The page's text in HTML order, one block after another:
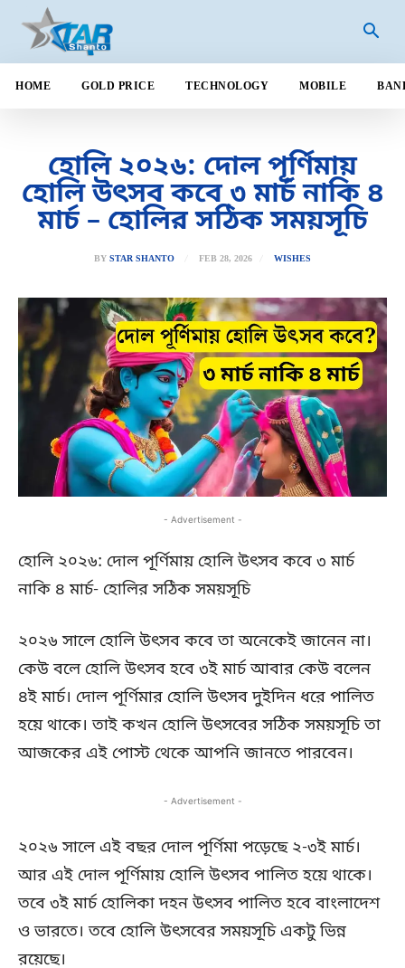
HOME GOLD PRICE TECHNOLOGY MOBILE
হোলি ২০২৬: দোল পূর্ণিমায়
হোলি উৎসব কবে ৩ মার্চ নাকি ৪
মার্চ – হোলির সঠিক সময়সূচি
BY STAR SHANTO FEB 28, 2026 WISHES
- Advertisement -
হোলি ২০২৬: দোল পূর্ণিমায় হোলি উৎসব কবে ৩ মার্চ
নাকি ৪ মার্চ- হোলির সঠিক সময়সূচি
২০২৬ সালে হোলি উৎসব কবে তা অনেকেই জানেন না।
কেউ বলে হোলি উৎসব হবে ৩ই মার্চ আবার কেউ বলেন
৪ই মার্চ। দোল পূর্ণিমার হোলি উৎসব দুইদিন ধরে পালিত
হয়ে থাকে। তাই কখন হোলি উৎসবের সঠিক সময়সূচি তা
আজকের এই পোস্ট থেকে আপনি জানতে পারবেন।
- Advertisement -
২০২৬ সালে এই বছর দোল পূর্ণিমা পড়েছে ২-৩ই মার্চ।
আর এই দোল পূর্ণিমায় হোলি উৎসব পালিত হয়ে থাকে।
তবে ৩ই মার্চ হোলিকা দহন উৎসব পালিত হবে বাংলাদেশ
ও ভারতে। তবে হোলি উৎসবের সময়সূচি একটু ভিন্ন
রয়েছে।